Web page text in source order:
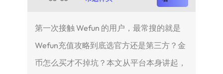
第一次接触 Wefun 的用户，最常搜的就是
Wefun充值攻略到底选官方还是第三方？金
币怎么买才不掉坑？本文从平台本身讲起，